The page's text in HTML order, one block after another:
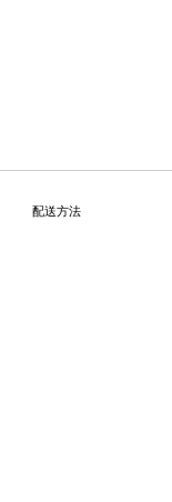
配送方法